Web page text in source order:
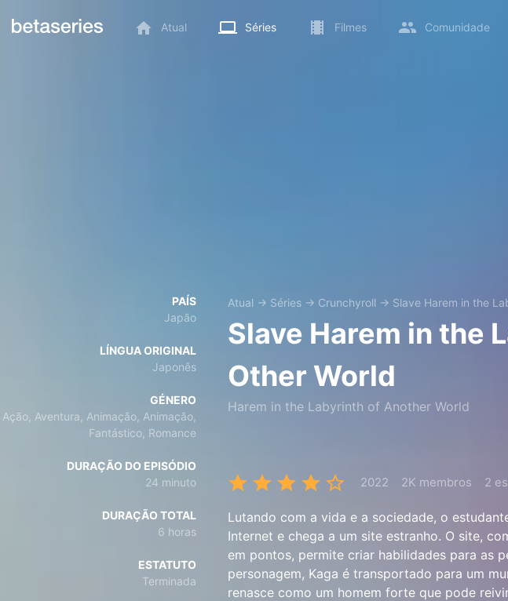
Atual Séries Filmes Comunidade
PAÍS
Japão
LÍNGUA ORIGINAL
Japonês
GÉNERO
Ação, Aventura, Animação, Animação,
Fantástico, Romance
DURAÇÃO DO EPISÓDIO
24 minuto
DURAÇÃO TOTAL
6 horas
ESTATUTO
Terminada
Atual → Séries → Crunchyroll → Slave Harem in the
Slave Harem in the
Other World
Harem in the Labyrinth of Another World
2022 2K membros 2
Lutando com a vida e a sociedade, o
Internet e chega a um site estranho. O site,
em pontos, permite criar habilidades para as
personagem, Kaga é transportado para um
renasce como um homem forte que pode